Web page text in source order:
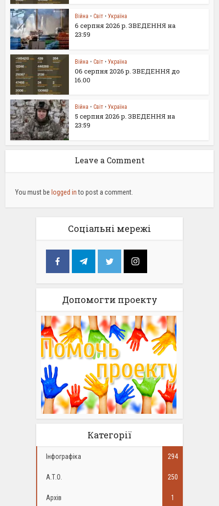
Війна • Світ • Україна
6 серпня 2026 р. ЗВЕДЕННЯ на
23:59
Війна • Світ • Україна
06 серпня 2026 р. ЗВЕДЕННЯ до
16.00
Війна • Світ • Україна
5 серпня 2026 р. ЗВЕДЕННЯ на
23:59
Leave a Comment
You must be logged into post a comment.
Соціальні мережі
Допомогти проекту
Категорії
Інфографіка 294
А.Т.О. 250
Архів 1